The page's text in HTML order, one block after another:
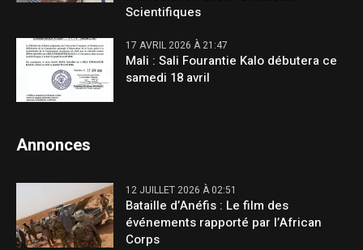
Scientifiques
17 AVRIL 2026 À 21:47
Mali : Sali Fourantie Kalo débutera ce
samedi 18 avril
Annonces
12 JUILLET 2026 À 02:51
Bataille d’Anéfis : Le film des
événements rapporté par l’African
Corps